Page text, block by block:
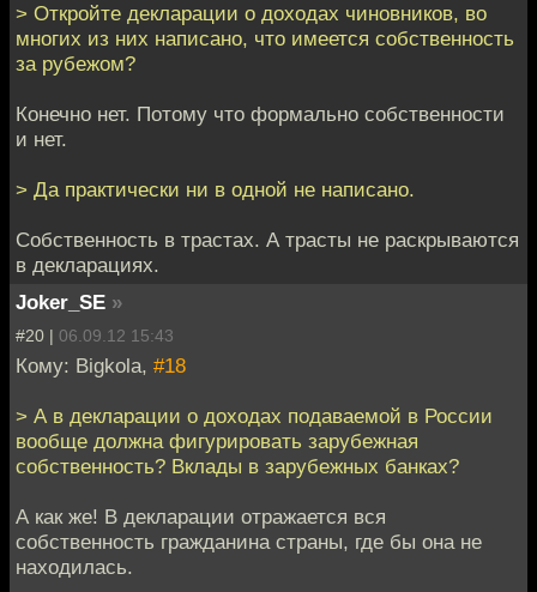
> Откройте декларации о доходах чиновников, во
многих из них написано, что имеется собственность
за рубежом?
Конечно нет. Потому что формально собственности
и нет.
> Да практически ни в одной не написано.
Собственность в трастах. А трасты не раскрываются
в декларациях.
Joker_SE »
#20 | 06.09.12 15:43
Кому: Bigkola, #18
> А в декларации о доходах подаваемой в России
вообще должна фигурировать зарубежная
собственность? Вклады в зарубежных банках?
А как же! В декларации отражается вся
собственность гражданина страны, где бы она не
находилась.